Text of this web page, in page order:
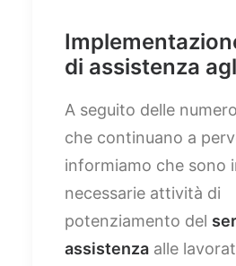
di assistenza
A seguito delle
che continuano a
informiamo che sono
necessarie attività di
potenziamento del
assistenza alle